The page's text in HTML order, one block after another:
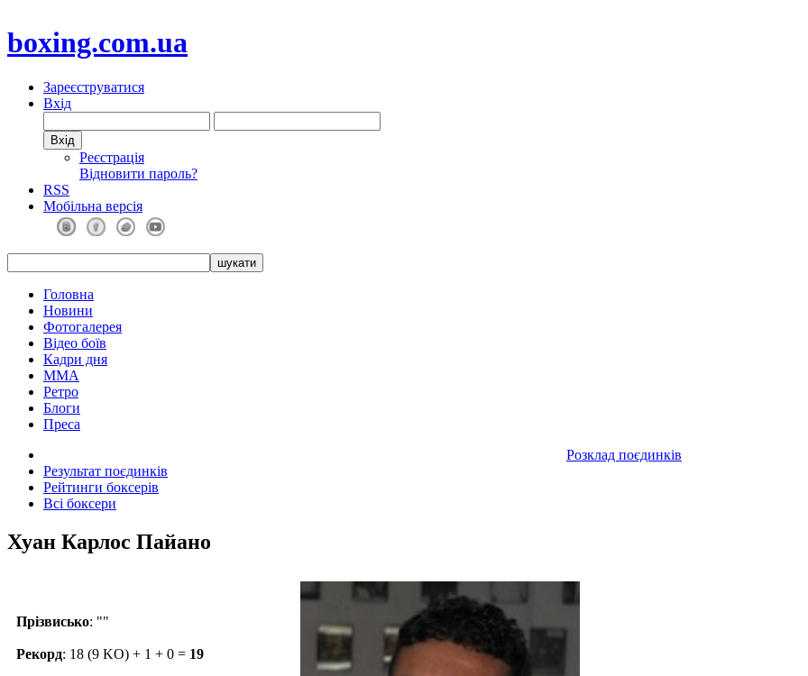
boxing.com.ua
Зареєструватися
Вхід
Реєстрація
Відновити пароль?
RSS
Мобільна версія
Головна
Новини
Фотогалерея
Відео боїв
Кадри дня
ММА
Ретро
Блоги
Преса
Розклад поєдинків
Результат поєдинків
Рейтинги боксерів
Всі боксери
Хуан Карлос Пайано
Прізвисько: ""
Рекорд: 18 (9 KO) + 1 + 0 = 19